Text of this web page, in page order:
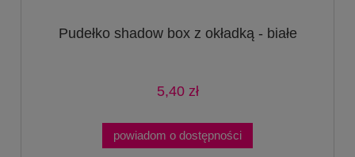
Pudełko shadow box z okładką - białe
5,40 zł
powiadom o dostępności